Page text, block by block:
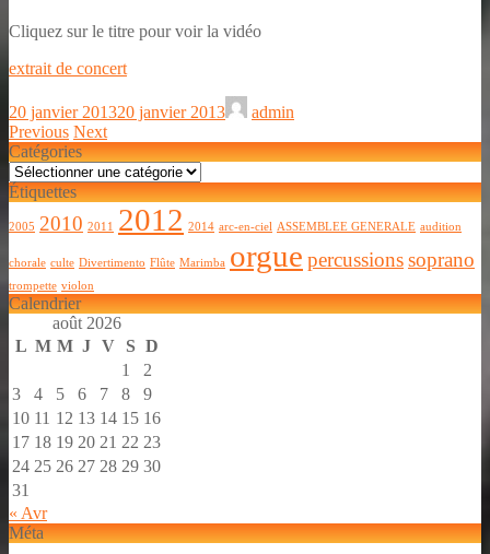
Cliquez sur le titre pour voir la vidéo
extrait de concert
20 janvier 201320 janvier 2013
admin
Previous Next
Catégories
Catégories
Étiquettes
2005 2010 2011 2012 2014 arc-en-ciel ASSEMBLEE GENERALE audition
chorale culte Divertimento Flûte Marimba orgue percussionssoprano
trompette violon
Calendrier
août 2026
L M M J V S D
1
2
3
4 5 6 7 8
9
10 11 12 13 14 15 16
17 18 19 20 21 22 23
24 25 26 27 28 29 30
31
« Avr
Méta